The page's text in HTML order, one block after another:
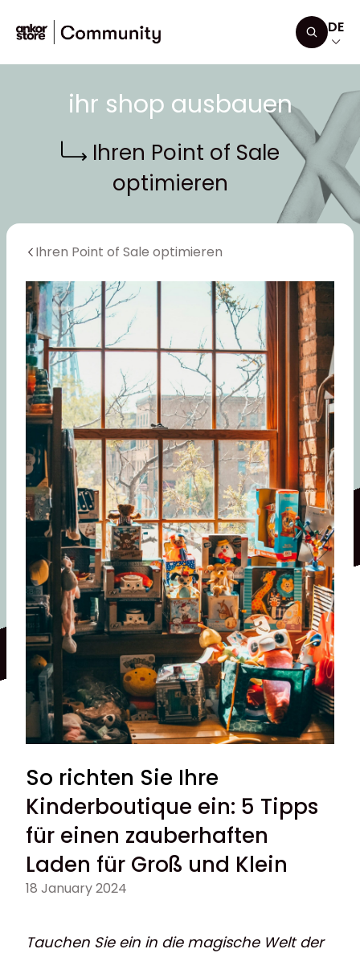
Suchen
DE
ihr shop ausbauen
Ihren Point of Sale
optimieren
Ihren Point of Sale optimieren
So richten Sie Ihre
Kinderboutique ein: 5 Tipps
für einen zauberhaften
Laden für Groß und Klein
18 January 2024
Tauchen Sie ein in die magische Welt der